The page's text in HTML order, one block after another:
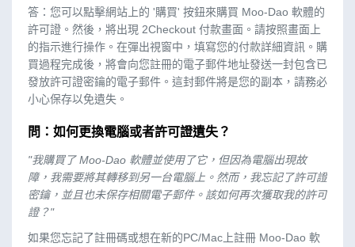
答：您可以點擊網站上的 '購買' 按鈕來購買 Moo-Dao 軟體的
許可證。然後，將出現 2Checkout 付款畫面。請按照畫面上
的指示進行操作。在彈出視窗中，填寫您的付款詳細資訊。購
買過程完成後，將會向您註冊的電子郵件地址發送一封包含已
發放許可證密鑰的電子郵件。這封郵件將是您的副本，請務必
小心保存以免遺失。
問：如何更換電腦或者許可證遺失？
"我購買了 Moo-Dao 軟體並使用了它，但因為電腦出現故
障，我需要將其轉移到另一台電腦上。然而，我忘記了許可證
密鑰，並且也未保存相關電子郵件。該如何再次獲取我的許可
證？"
如果您忘記了註冊碼或想在新的PC/Mac上註冊 Moo-Dao 軟